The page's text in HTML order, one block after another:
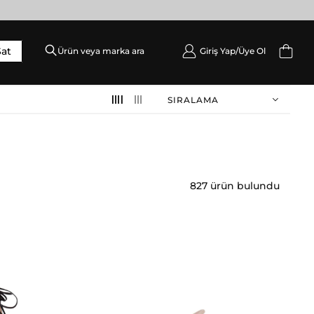
Palto / Kaban / Pardösü
Giriş Yap/Üye Ol
SIRALAMA
827 ürün bulundu